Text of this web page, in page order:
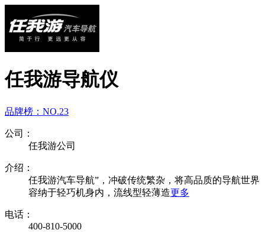
任我游导航仪
品牌榜： NO.23
公司：
任我游公司
介绍：
任我游汽车导航”，冲破传统繁杂，将高品质的导航世界
容纳于轻巧机身内，流线型轻薄造更多
电话：
400-810-5000